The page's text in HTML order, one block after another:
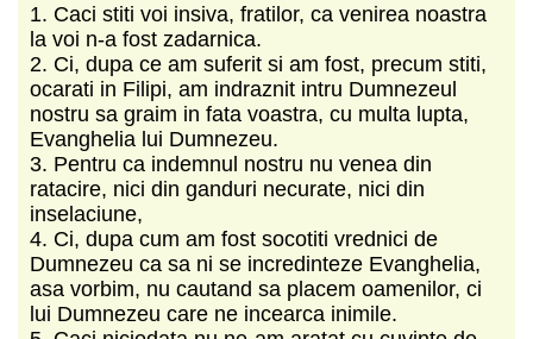
1. Caci stiti voi insiva, fratilor, ca venirea noastra
la voi n-a fost zadarnica.
2. Ci, dupa ce am suferit si am fost, precum stiti,
ocarati in Filipi, am indraznit intru Dumnezeul
nostru sa graim in fata voastra, cu multa lupta,
Evanghelia lui Dumnezeu.
3. Pentru ca indemnul nostru nu venea din
ratacire, nici din ganduri necurate, nici din
inselaciune,
4. Ci, dupa cum am fost socotiti vrednici de
Dumnezeu ca sa ni se incredinteze Evanghelia,
asa vorbim, nu cautand sa placem oamenilor, ci
lui Dumnezeu care ne incearca inimile.